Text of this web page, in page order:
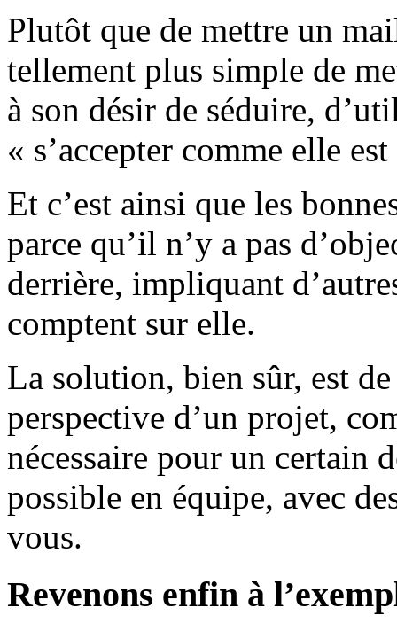
Plutôt que de mettre un
tellement plus simple de
à son désir de séduire,
« s’accepter comme elle
Et c’est ainsi que les
parce qu’il n’y a pas
derrière, impliquant
comptent sur elle.
La solution, bien sûr, est
perspective d’un projet,
nécessaire pour un certain
possible en équipe, avec
vous.
Revenons enfin à